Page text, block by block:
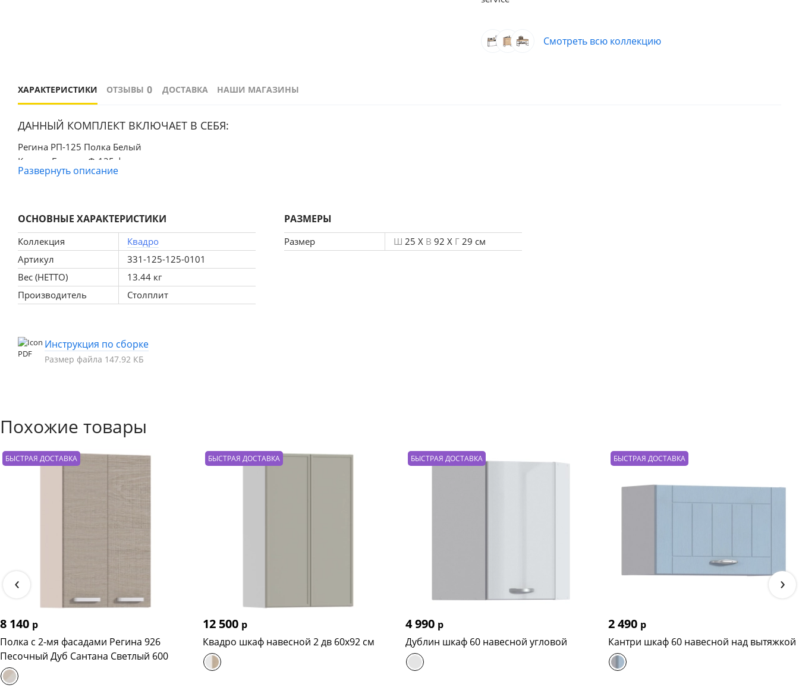
Смотреть всю коллекцию
ХАРАКТЕРИСТИКИ ОТЗЫВЫ 0 ДОСТАВКА НАШИ МАГАЗИНЫ
ДАННЫЙ КОМПЛЕКТ ВКЛЮЧАЕТ В СЕБЯ:
Регина РП-125 Полка Белый
Квадро Базальт Ф-125 фасад
Развернуть описание
ОСНОВНЫЕ ХАРАКТЕРИСТИКИ
Коллекция
Квадро
Артикул
331-125-125-0101
Вес (НЕТТО)
13.44 кг
Производитель
Столплит
РАЗМЕРЫ
Размер Ш 25 X В 92 X Г 29 см
Инструкция по сборке
Размер файла 147.92 КБ
Похожие товары
БЫСТРАЯ ДОСТАВКА
8 140 р
Полка с 2-мя фасадами Регина 926
Песочный Дуб Сантана Светлый 600
БЫСТРАЯ ДОСТАВКА
12 500 р
Квадро шкаф навесной 2 дв 60х92 см
БЫСТРАЯ ДОСТАВКА
4 990 р
Дублин шкаф 60 навесной угловой
БЫСТРАЯ ДОСТАВКА
2 490 р
Кантри шкаф 60 навесной над вытяжкой
‹ ›